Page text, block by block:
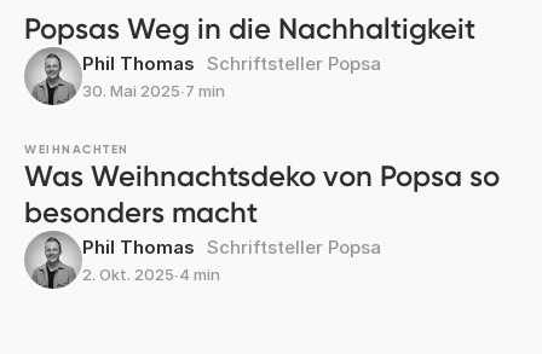
Popsas Weg in die Nachhaltigkeit
Phil Thomas Schriftsteller Popsa
30. Mai 2025∙7 min
WEIHNACHTEN
Was Weihnachtsdeko von Popsa so
besonders macht
Phil Thomas Schriftsteller Popsa
2. Okt. 2025∙4 min